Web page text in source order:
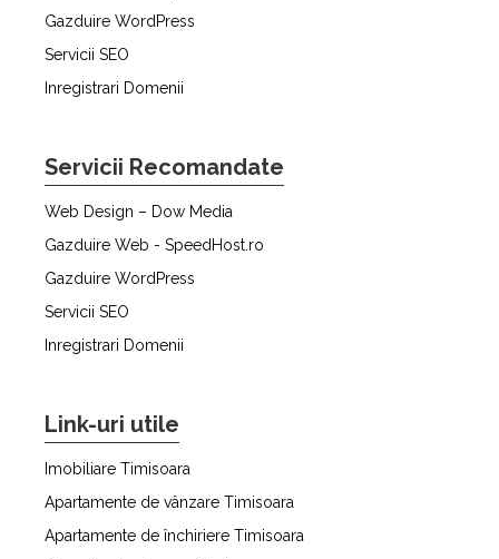
Gazduire WordPress
Servicii SEO
Inregistrari Domenii
Servicii Recomandate
Web Design – Dow Media
Gazduire Web - SpeedHost.ro
Gazduire WordPress
Servicii SEO
Inregistrari Domenii
Link-uri utile
Imobiliare Timisoara
Apartamente de vânzare Timisoara
Apartamente de închiriere Timisoara